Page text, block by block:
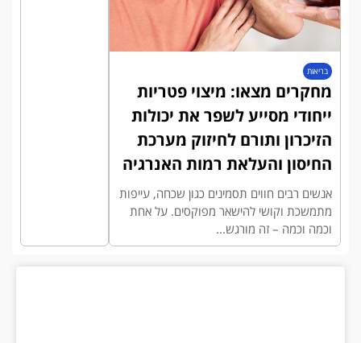
בריאות
מחקרים מצאו: מיצוי פטריות
ייחודי מסייע לשפר את יכולות
הזיכרון ותורם לחיזוק מערכת
החיסון והעלאת רמות האנרגיה
אנשים רבים חווים תסמינים כגון שכחה, עייפות
מתמשכת וקושי להישאר מפוקסים. על אחת
וכמה וכמה – זה מורגש...